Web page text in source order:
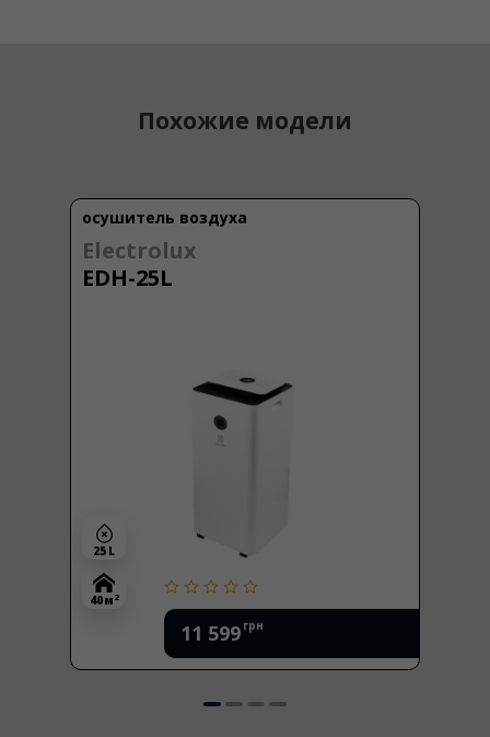
Похожие модели
осушитель воздуха
Electrolux
EDH-25L
11 599 грн
25 L
40 м 2